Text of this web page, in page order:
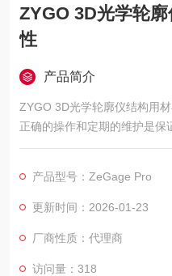
ZYGO 3D光学轮
性
产品简介
ZYGO 3D光学轮廓仪结构用
正确的操作和定期的维护是保
数据可靠性的重要环节。
产品型号：ZeGage Pro
更新时间：2026-01-23
厂商性质：代理商
访问量：318